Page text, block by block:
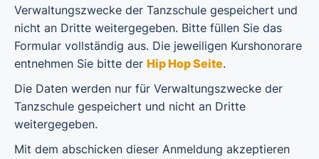
Verwaltungszwecke der Tanzschule gespeichert und
nicht an Dritte weitergegeben. Bitte füllen Sie das
Formular vollständig aus. Die jeweiligen Kurshonorare
entnehmen Sie bitte der Hip Hop Seite.
Die Daten werden nur für Verwaltungszwecke der
Tanzschule gespeichert und nicht an Dritte
weitergegeben.
Mit dem abschicken dieser Anmeldung akzeptieren